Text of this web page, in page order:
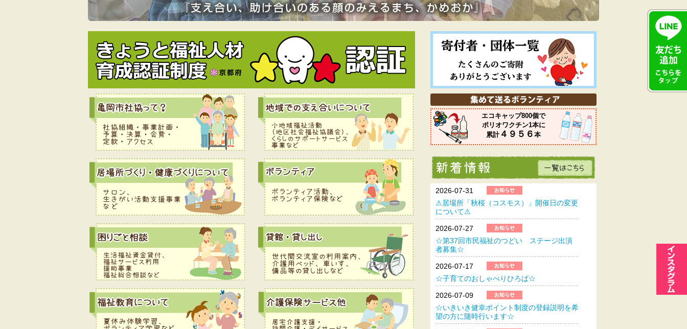
エコキャップ800個で
ポリオワクチン1本に
累計４９５６ 本
2026-07-31
⚠居場所「秋桜（コスモス）」開催日の変更
について⚠
2026-07-27
☆第37回市民福祉のつどい ステージ出演
者募集☆
2026-07-17
☆子育てのおしゃべりひろば☆
2026-07-09
☆いきいき健幸ポイント制度の登録説明を希
望の方に随時行います☆